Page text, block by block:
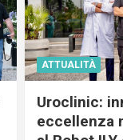
ATTUALITÀ
Uroclinic:
eccellenza